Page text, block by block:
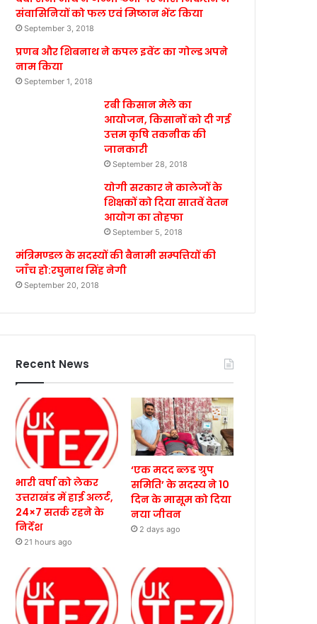
संवासिनियों को फल एवं मिष्ठान भेंट किया
September 3, 2018
प्रणब और शिबनाथ ने कपल इवेंट का गोल्ड अपने
नाम किया
September 1, 2018
रबी किसान मेले का
आयोजन, किसानों को दी गई
उत्तम कृषि तकनीक की
जानकारी
September 28, 2018
योगी सरकार ने कालेजों के
शिक्षकों को दिया सातवें वेतन
आयोग का तोहफा
September 5, 2018
मंत्रिमण्डल के सदस्यों की बैनामी सम्पत्तियों की
जाँच हो:रघुनाथ सिंह नेगी
September 20, 2018
Recent News
भारी वर्षा को लेकर
उत्तराखंड में हाई अलर्ट,
24×7 सतर्क रहने के
निर्देश
21 hours ago
‘एक मदद ब्लड ग्रुप
समिति’ के सदस्य ने 10
दिन के मासूम को दिया
नया जीवन
2 days ago